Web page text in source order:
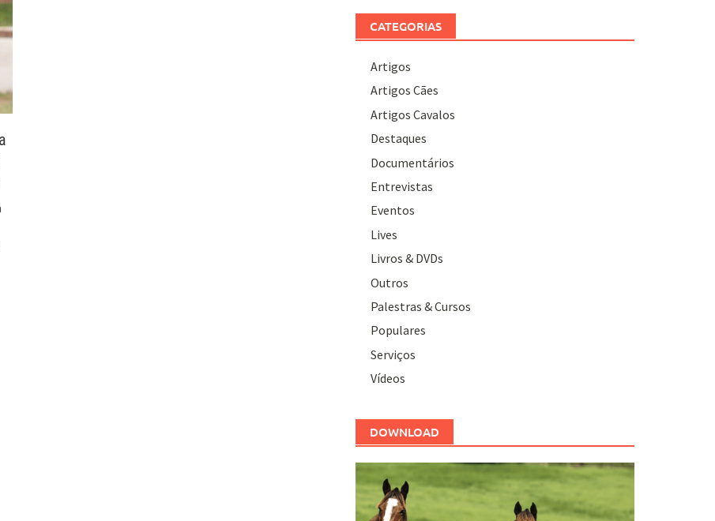
CATEGORIAS
Artigos
Artigos Cães
Artigos Cavalos
Destaques
Documentários
Entrevistas
Eventos
Lives
Livros & DVDs
Outros
Palestras & Cursos
Populares
Serviços
Vídeos
DOWNLOAD